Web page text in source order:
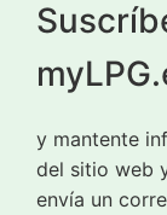
y mantente
del sitio web
envía un